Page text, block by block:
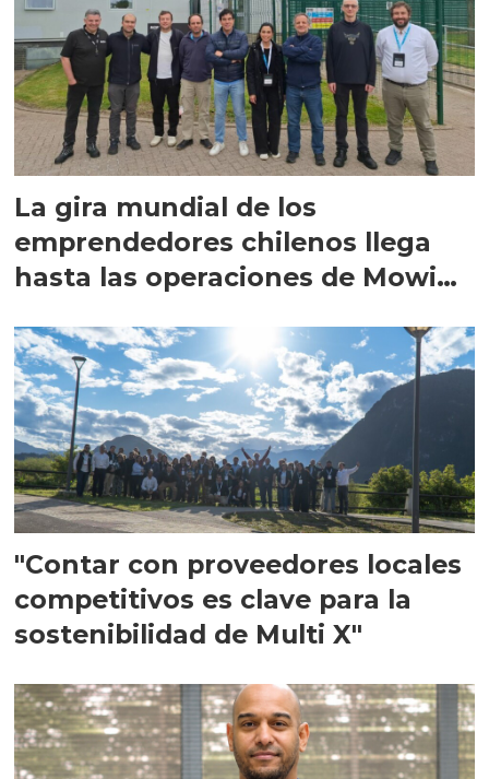
La gira mundial de los
emprendedores chilenos llega
hasta las operaciones de Mowi
"Contar con proveedores locales
competitivos es clave para la
sostenibilidad de Multi X"